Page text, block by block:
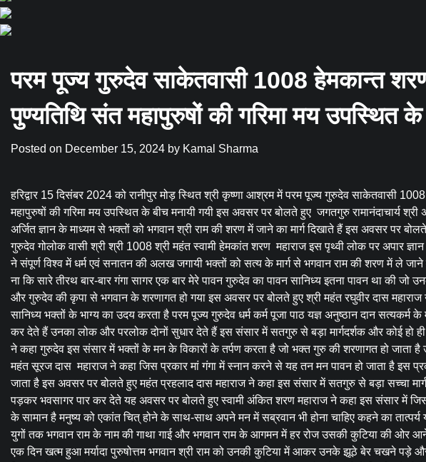
परम पूज्य गुरुदेव साकेतवासी 1008 हेमकान्त
पुण्यतिथि संत महापुरुषों की गरिमा मय उपस्थित के
Posted on December 15, 2024 by Kamal Sharma
हरिद्वार 15 दिसंबर 2024 को रानीपुर मोड़ स्थित श्री कृष्णा आश्रम में परम पूज्य गुरुदेव साकेतवासी
महापुरुषों की गरिमा मय उपस्थित के बीच मनायी गयी इस अवसर पर बोलते हुए जगतगुरु रामानंदाचार्य
अर्जित ज्ञान के माध्यम से भक्तों को भगवान श्री राम की शरण में जाने का मार्ग दिखाते हैं इस अवसर पर
गुरुदेव गोलोक वासी श्री श्री 1008 श्री महंत स्वामी हेमकांत शरण महाराज इस पृथ्वी लोक पर अपार
ने संपूर्ण विश्व में धर्म एवं सनातन की अलख जगायी भक्तों को सत्य के मार्ग से भगवान राम की शरण में ले जाने
ना कि सारे तीरथ बार-बार गंगा सागर एक बार मेरे पावन गुरुदेव का पावन सानिध्य इतना पावन था की
और गुरुदेव की कृपा से भगवान के शरणागत हो गया इस अवसर पर बोलते हुए श्री महंत रघुवीर दास
सानिध्य भक्तों के भाग्य का उदय करता है परम पूज्य गुरुदेव धर्म कर्म पूजा पाठ यज्ञ अनुष्ठान दान
कर देते हैं उनका लोक और परलोक दोनों सुधार देते हैं इस संसार में सतगुरु से बड़ा मार्गदर्शक और कोई हो
ने कहा गुरुदेव इस संसार में भक्तों के मन के विकारों के तर्पण करता है जो भक्त गुरु की शरणागत हो जाता
महंत सूरज दास महाराज ने कहा जिस प्रकार मां गंगा में स्नान करने से यह तन मन पावन हो जाता है इस
जाता है इस अवसर पर बोलते हुए महंत प्रहलाद दास महाराज ने कहा इस संसार में सतगुरु से बड़ा सच्चा
पड़कर भवसागर पार कर देते यह अवसर पर बोलते हुए स्वामी अंकित शरण महाराज ने कहा इस संसार में
के सामान है मनुष्य को एकांत चित् होने के साथ-साथ अपने मन में सब्रवान भी होना चाहिए कहने का
युगों तक भगवान राम के नाम की गाथा गाई और भगवान राम के आगमन में हर रोज उसकी कुटिया की ओर
एक दिन खत्म हुआ मर्यादा पुरुषोत्तम भगवान श्री राम को उनकी कुटिया में आकर उनके झूठे बेर चखने पड़े